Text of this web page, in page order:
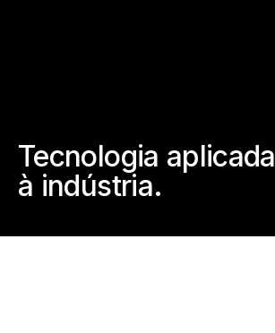
Tecnologia aplicada
à indústria.